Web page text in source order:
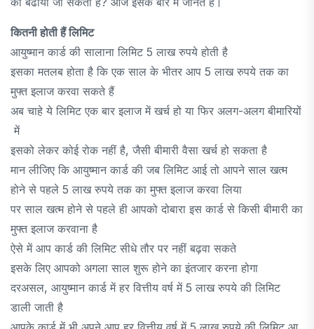
कितनी होती हैं लिमिट
आयुष्मान कार्ड की सालाना लिमिट 5 लाख रुपये होती है
इसका मतलब होता है कि एक साल के भीतर आप 5 लाख रुपये तक का
मुफ्त इलाज करवा सकते हैं
अब चाहे ये लिमिट एक बार इलाज में खर्च हो या फिर अलग-अलग बीमारियों
में
इसको लेकर कोई रोक नहीं है, जैसी बीमारी वैसा खर्च हो सकता है
मान लीजिए कि आयुष्मान कार्ड की जब लिमिट आई तो आपने साल खत्म
होने से पहले 5 लाख रुपये तक का मुफ्त इलाज करवा लिया
पर साल खत्म होने से पहले ही आपको दोबारा इस कार्ड से किसी बीमारी का
मुफ्त इलाज करवाना है
ऐसे में आप कार्ड की लिमिट सीधे तौर पर नहीं बढ़वा सकते
इसके लिए आपको अगला साल शुरू होने का इंतजार करना होगा
दरअसल, आयुष्मान कार्ड में हर वित्तीय वर्ष में 5 लाख रुपये की लिमिट
डाली जाती है